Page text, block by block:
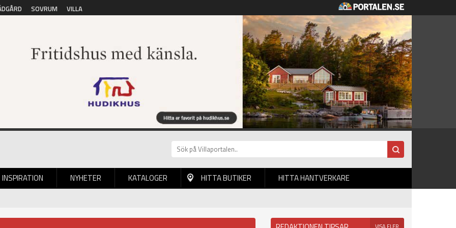
SOVRUM VILLA
INSPIRATION NYHETER KATALOGER HITTA BUTIKER HITTA HANTVERKARE